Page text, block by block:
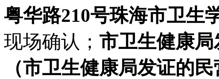
粤华路210号珠海市卫生
现场确认； 市卫生健康
（市卫生健康局发证的民